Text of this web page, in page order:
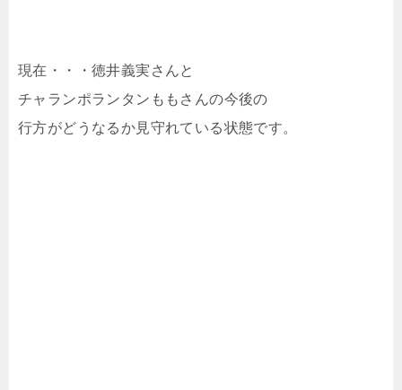
現在・・・徳井義実さんと
チャランポランタンももさんの今後の
行方がどうなるか見守れている状態です。